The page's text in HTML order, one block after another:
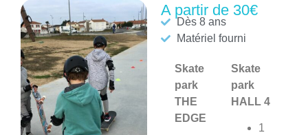
A partir de 30€
Dès 8 ans
Matériel fourni
Skate
park
THE
EDGE
Skate
park
HALL 4
1